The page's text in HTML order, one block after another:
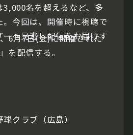
名を超えるなど、多
。今回は、開催時に視聴で
ーへ見逃し配信をお届けす
6月7日(金)に開催された
を配信する。
クラブ（広島）